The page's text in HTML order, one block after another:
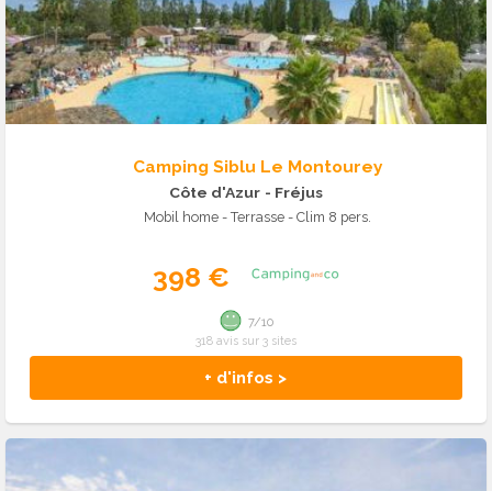
Camping Siblu Le Montourey
Côte d'Azur - Fréjus
Mobil home - Terrasse - Clim 8 pers.
398 €
+ d'infos >
7/10
318 avis sur 3 sites